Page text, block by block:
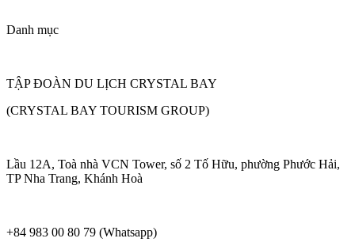
Danh mục
TẬP ĐOÀN DU LỊCH CRYSTAL BAY
(CRYSTAL BAY TOURISM GROUP)
Lầu 12A, Toà nhà VCN Tower, số 2 Tố Hữu, phường Phước Hải,
TP Nha Trang, Khánh Hoà
+84 983 00 80 79 (Whatsapp)